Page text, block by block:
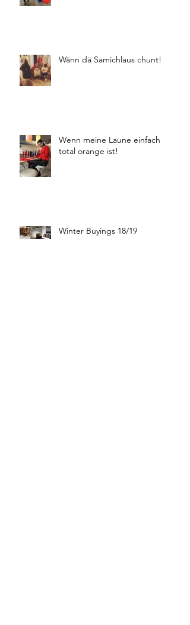
Wänn dä Samichlaus chunt!
Wenn meine Laune einfach
total orange ist!
Winter Buyings 18/19